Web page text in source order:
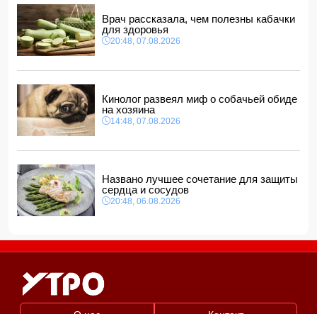
11:32, 08.08.2026
В ФИФА прокомментировали обвинения Инфантино в
спонсировании любовницы
11:30, 08.08.2026
Врач рассказала, чем полезны кабачки
для здоровья
20:48, 07.08.2026
Кинолог развеял миф о собачьей обиде
на хозяина
14:48, 07.08.2026
Названо лучшее сочетание для защиты
сердца и сосудов
20:48, 06.08.2026